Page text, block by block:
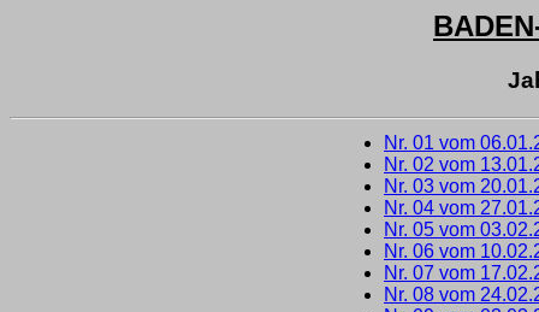
Nr. 01 vom
Nr. 02 vom
Nr. 03 vom
Nr. 04 vom
Nr. 05 vom
Nr. 06 vom
Nr. 07 vom
Nr. 08 vom